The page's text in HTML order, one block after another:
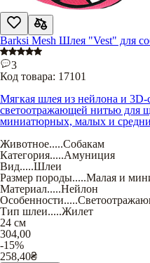
Barksi Mesh Шлея "Vest" для
3
Код товара: 17101
Мягкая шлея из нейлона и 3D-
светоотражающей нитью для
миниатюрных, малых и
Животное.....Собакам
Категория.....Амуниция
Вид.....Шлеи
Размер породы.....Малая и
Материал.....Нейлон
Особенности.....
Тип шлеи.....Жилет
24 см
304,00
-15%
258,40₴